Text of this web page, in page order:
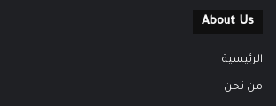
About Us
الرئيسية
من نحن